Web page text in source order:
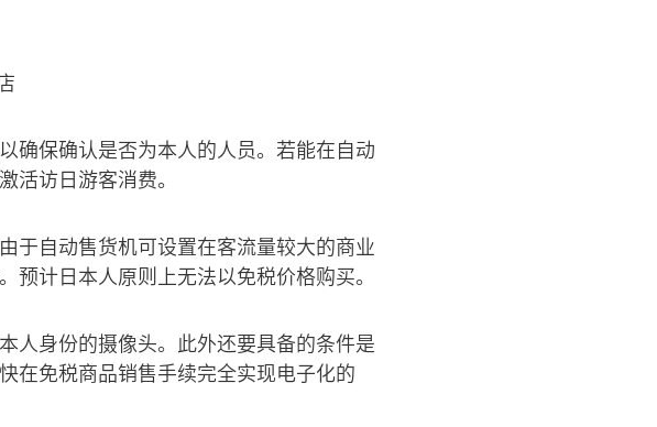
确保确认是否为本人的人员。若能在自动
活访日游客消费。
于自动售货机可设置在客流量较大的商业
计日本人原则上无法以免税价格购买。
人身份的摄像头。此外还要具备的条件是
在免税商品销售手续完全实现电子化的